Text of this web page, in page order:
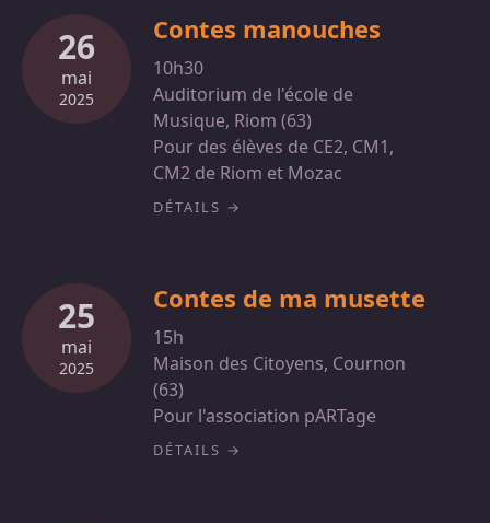
26
mai
2025
Contes manouches
10h30
Auditorium de l'école de
Musique, Riom (63)
Pour des élèves de CE2, CM1,
CM2 de Riom et Mozac
DÉTAILS
25
mai
2025
Contes de ma musette
15h
Maison des Citoyens, Cournon
(63)
Pour l'association pARTage
DÉTAILS